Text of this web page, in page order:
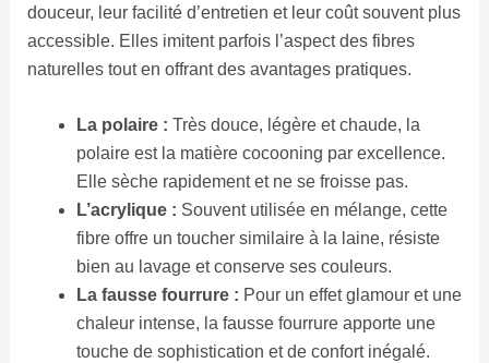
douceur, leur facilité d’entretien et leur coût souvent plus
accessible. Elles imitent parfois l’aspect des fibres
naturelles tout en offrant des avantages pratiques.
La polaire : Très douce, légère et chaude, la
polaire est la matière cocooning par excellence.
Elle sèche rapidement et ne se froisse pas.
L’acrylique : Souvent utilisée en mélange, cette
fibre offre un toucher similaire à la laine, résiste
bien au lavage et conserve ses couleurs.
La fausse fourrure : Pour un effet glamour et une
chaleur intense, la fausse fourrure apporte une
touche de sophistication et de confort inégalé.